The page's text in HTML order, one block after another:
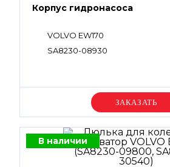
Корпус гидронасоса
VOLVO EW170
SA8230-08930
Уточняйте цену
В наличии